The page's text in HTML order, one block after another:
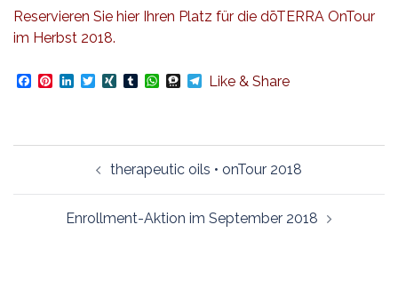
Reservieren Sie hier Ihren Platz für die dōTERRA OnTour
im Herbst 2018.
Facebook
Pinterest
LinkedIn
TwitterXINGTumblrWhatsApp
Threema
Telegram
Like & Share
therapeutic oils • onTour 2018
Enrollment-Aktion im September 2018